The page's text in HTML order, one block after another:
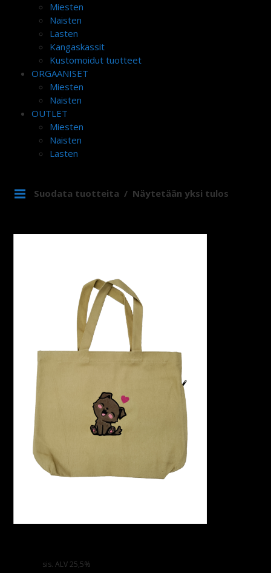
Miesten
Naisten
Lasten
Kangaskassit
Kustomoidut tuotteet
ORGAANISET
Miesten
Naisten
OUTLET
Miesten
Naisten
Lasten
Suodata tuotteita Näytetään yksi tulos
sis. ALV 25,5%